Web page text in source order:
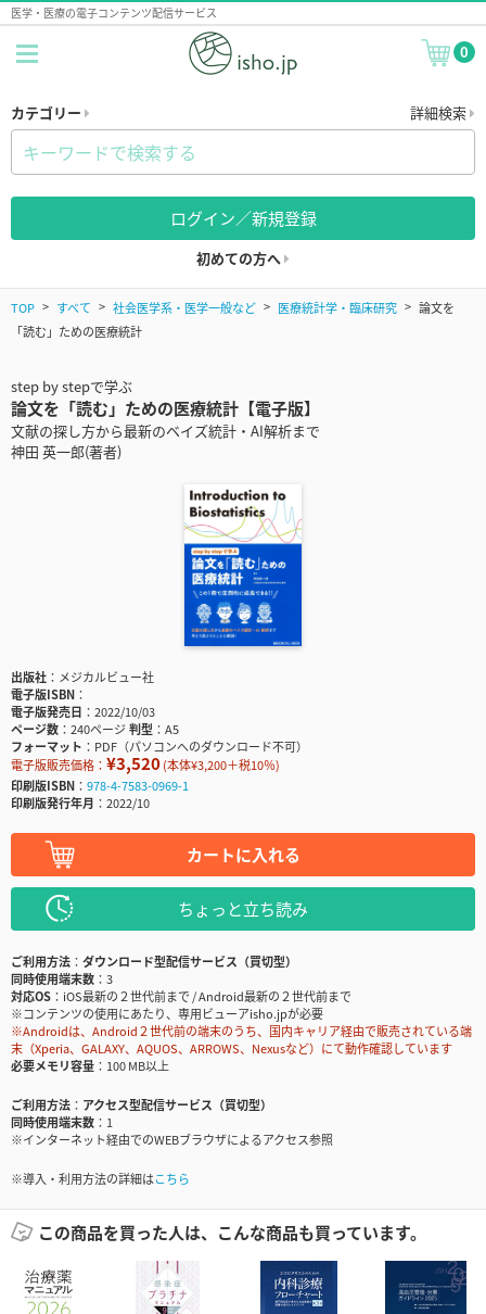
医学・医療の電子コンテンツ配信サービス
0
カテゴリー 詳細検索
ログイン／新規登録
初めての方へ
TOP すべて 社会医学系・医学一般など 医療統計学・臨床研究
論文を
「読む」ための医療統計
step by stepで学ぶ
論文を「読む」ための医療統計【電子版】
文献の探し方から最新のベイズ統計・AI解析まで
神田 英一郎(著者)
出版社
メジカルビュー社
電子版ISBN
電子版発売日
2022/10/03
ページ数
240ページ判型
A5
フォーマット
PDF（パソコンへのダウンロード不可）
電子版販売価格： ¥3,520(本体¥3,200＋税10％)
印刷版ISBN
978-4-7583-0969-1
印刷版発行年月
2022/10
カートに入れる
ちょっと立ち読み
ご利用方法
ダウンロード型配信サービス（買切型）
同時使用端末数
3
対応OS
iOS最新の２世代前まで / Android最新の２世代前まで
※コンテンツの使用にあたり、専用ビューアisho.jpが必要
※Androidは、Android２世代前の端末のうち、国内キャリア経由で販売されている端
末（Xperia、GALAXY、AQUOS、ARROWS、Nexusなど）にて動作確認しています
必要メモリ容量
100 MB以上
ご利用方法
アクセス型配信サービス（買切型）
同時使用端末数
1
※インターネット経由でのWEBブラウザによるアクセス参照
※導入・利用方法の詳細はこちら
この商品を買った人は、こんな商品も買っています。